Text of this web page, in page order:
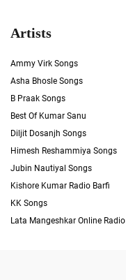
Artists
Ammy Virk Songs
Asha Bhosle Songs
B Praak Songs
Best Of Kumar Sanu
Diljit Dosanjh Songs
Himesh Reshammiya Songs
Jubin Nautiyal Songs
Kishore Kumar Radio Barfi
KK Songs
Lata Mangeshkar Online Radio